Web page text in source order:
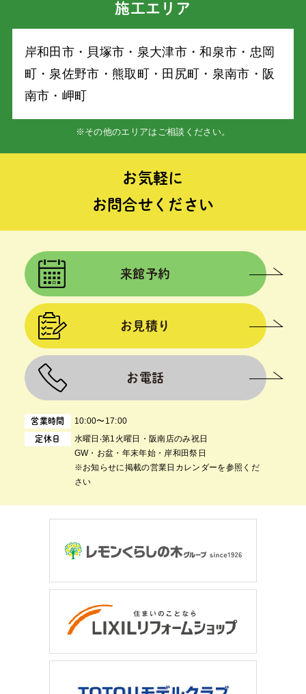
施工エリア
岸和⽥市・⾙塚市・泉⼤津市・和泉市・忠岡
町・泉佐野市・熊取町・⽥尻町・泉南市・阪
南市・岬町
※その他のエリアはご相談ください。
お気軽に
お問合せください
営業時間 10:00〜17:00
定休日
⽔曜⽇‧第1⽕曜⽇・阪南店のみ祝日
GW・お盆・年末年始・岸和田祭日
※お知らせに掲載の営業日カレンダーを参照くだ
さい
来館予約
お見積り
お電話